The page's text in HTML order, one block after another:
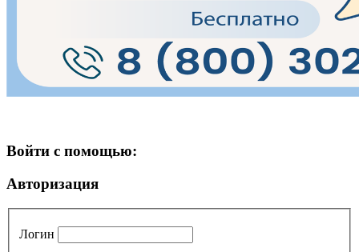
Войти с помощью:
Авторизация
Логин